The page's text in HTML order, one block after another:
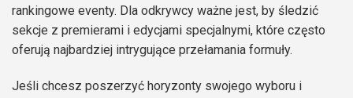
rankingowe eventy. Dla odkrywcy ważne jest, by śledzić
sekcje z premierami i edycjami specjalnymi, które często
oferują najbardziej intrygujące przełamania formuły.
Jeśli chcesz poszerzyć horyzonty swojego wyboru i